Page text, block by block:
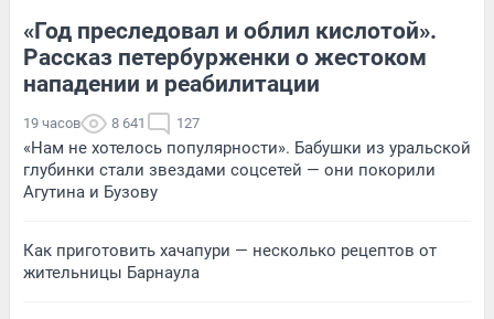
«Год преследовал и облил кислотой».
Рассказ петербурженки о жестоком
нападении и реабилитации
19 часов 8 641 127
«Нам не хотелось популярности». Бабушки из уральской
глубинки стали звездами соцсетей — они покорили
Агутина и Бузову
Как приготовить хачапури — несколько рецептов от
жительницы Барнаула